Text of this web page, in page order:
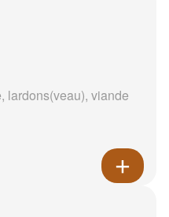
lardons(veau), viande